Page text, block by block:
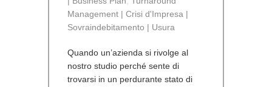
Management | Crisi d'Impresa |
Sovraindebitamento | Usura
Quando un’azienda si rivolge al
nostro studio perché sente di
trovarsi in un perdurante stato di